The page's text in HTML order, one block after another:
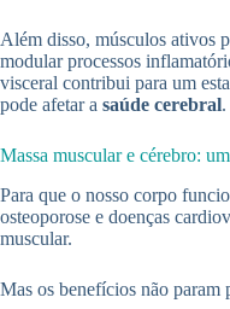
Além disso, músculos ativos
modular processos
visceral contribui para um
pode afetar a saúde cerebral.
Massa muscular e cérebro:
Para que o nosso corpo
osteoporose e doenças
muscular.
Mas os benefícios não param